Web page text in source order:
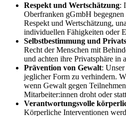
Respekt und Wertschätzung:
Oberfranken gGmbH
Respekt und Wertschätzung,
individuellen Fähigkeiten oder
Selbstbestimmung und
Recht der Menschen mit
und achten ihre Privatsphäre in
Prävention von Gewalt:
jeglicher Form zu verhindern.
wenn Gewalt gegen
Mitarbeiter:innen droht oder
Verantwortungsvolle
Körperliche Interventionen